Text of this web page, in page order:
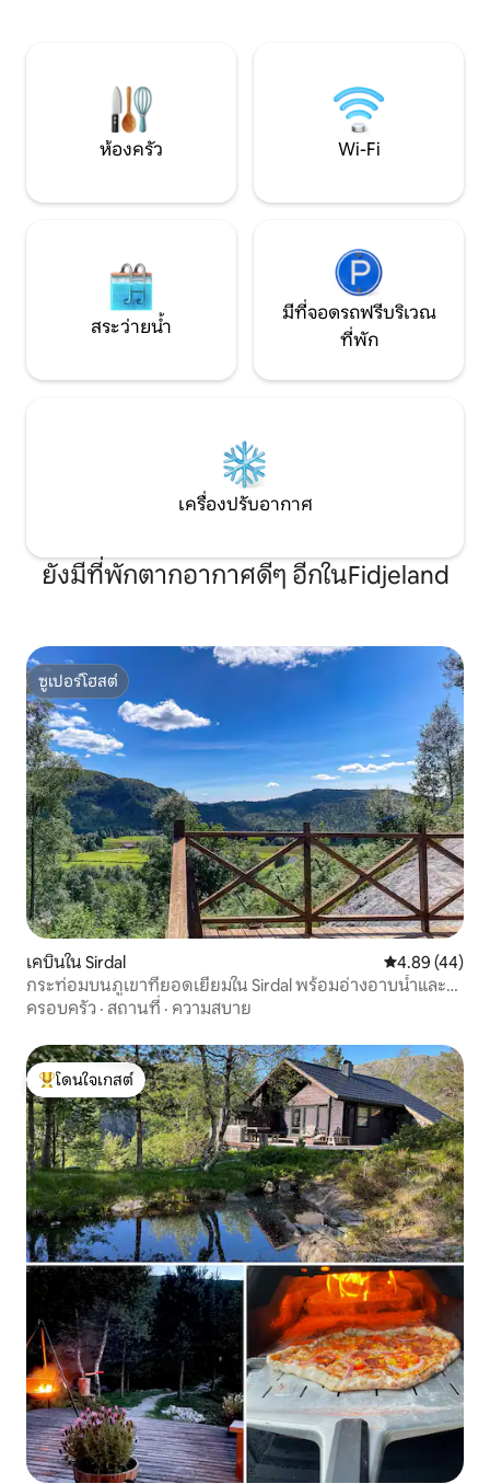
ร้านค้าที่ใกล้ที่สุดแ
Sølvgarden
ห้องครัว Wi-Fi
สระว่ายน้ำ
มีที่จอดรถฟรีบริเวณ
ที่พัก
เครื่องปรับอากาศ
ยังมีที่พักตากอากาศดีๆ อีกในFidjeland
ซูเปอร์โฮสต์
ซูเปอร์โฮสต์
เคบินใน Sirdal คะแนนเฉลี่ย
4.89 (44)
กระท่อมบนภูเขาที่ยอดเยี่ยมใน Sirdal พร้อมอ่างอาบน้ำและ
วิว!
ครอบครัว · สถานที่ · ความสบาย
โดนใจเกสต์ที่สุด
โดนใจเกสต์